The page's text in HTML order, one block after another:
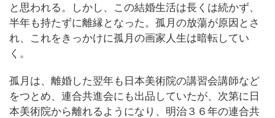
と思われる。しかし、この結婚生活は長くは続かず、
半年も持たずに離縁となった。孤月の放蕩が原因とさ
れ、これをきっかけに孤月の画家人生は暗転してい
く。
孤月は、離婚した翌年も日本美術院の講習会講師など
をつとめ、連合共進会にも出品していたが、次第に日
本美術院から離れるようになり、明治３６年の連合共